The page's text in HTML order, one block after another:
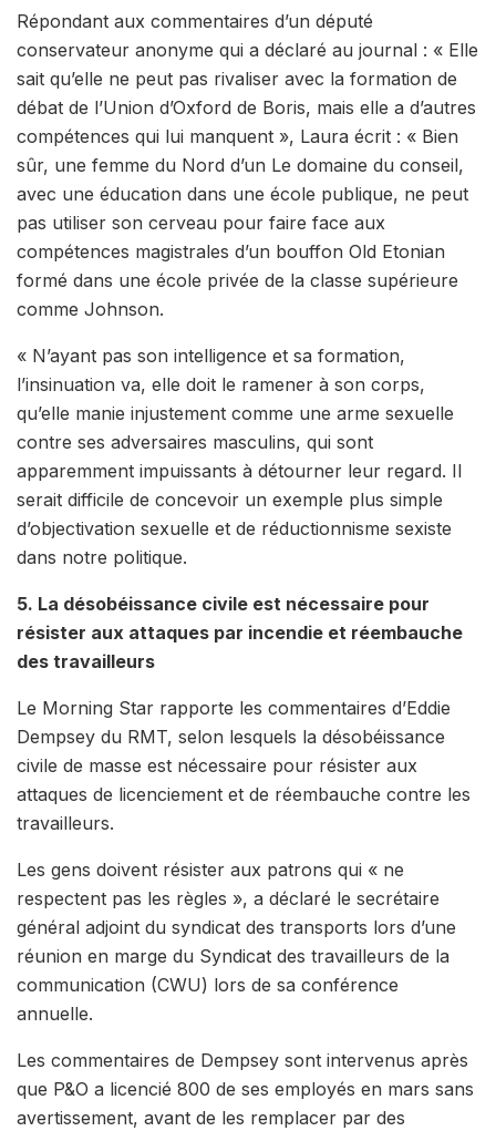
Répondant aux commentaires d’un député
conservateur anonyme qui a déclaré au journal : « Elle
sait qu’elle ne peut pas rivaliser avec la formation de
débat de l’Union d’Oxford de Boris, mais elle a d’autres
compétences qui lui manquent », Laura écrit : « Bien
sûr, une femme du Nord d’un Le domaine du conseil,
avec une éducation dans une école publique, ne peut
pas utiliser son cerveau pour faire face aux
compétences magistrales d’un bouffon Old Etonian
formé dans une école privée de la classe supérieure
comme Johnson.
« N’ayant pas son intelligence et sa formation,
l’insinuation va, elle doit le ramener à son corps,
qu’elle manie injustement comme une arme sexuelle
contre ses adversaires masculins, qui sont
apparemment impuissants à détourner leur regard. Il
serait difficile de concevoir un exemple plus simple
d’objectivation sexuelle et de réductionnisme sexiste
dans notre politique.
5. La désobéissance civile est nécessaire pour
résister aux attaques par incendie et réembauche
des travailleurs
Le Morning Star rapporte les commentaires d’Eddie
Dempsey du RMT, selon lesquels la désobéissance
civile de masse est nécessaire pour résister aux
attaques de licenciement et de réembauche contre les
travailleurs.
Les gens doivent résister aux patrons qui « ne
respectent pas les règles », a déclaré le secrétaire
général adjoint du syndicat des transports lors d’une
réunion en marge du Syndicat des travailleurs de la
communication (CWU) lors de sa conférence
annuelle.
Les commentaires de Dempsey sont intervenus après
que P&O a licencié 800 de ses employés en mars sans
avertissement, avant de les remplacer par des